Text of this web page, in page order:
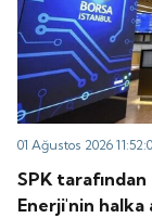
01 Ağustos 2026
SPK
Enerji'nin